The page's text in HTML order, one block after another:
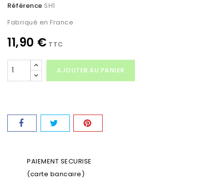
Référence SH1
Fabriqué en France
11,90 € TTC
AJOUTER AU PANIER
PAIEMENT SECURISE
(carte bancaire)